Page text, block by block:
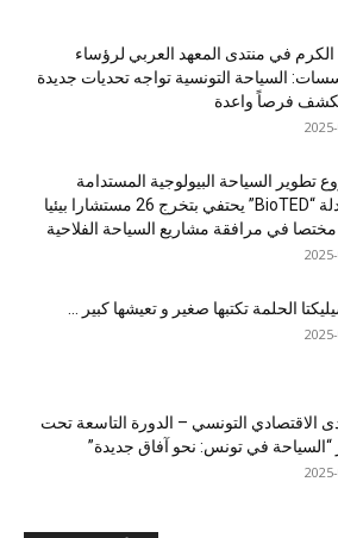
الكرم في منتدى المعهد العربي لرؤساء
السياحة التونسية تواجه تحديات جديدة
فرصاً واعدة
تطوير السياحة البيولوجية المستدامة
والعادلة “BioTED” يحتفي بتخرج 26 مستشارا بيئيا
مختصا في مرافقة مشاريع السياحة الفلاحية
الحلمة تكتبها صغير و تعيشها كبير …
الاقتصادي التونسي – الدورة التاسعة تحت
“السياحة في تونس: نحو آفاق جديدة”